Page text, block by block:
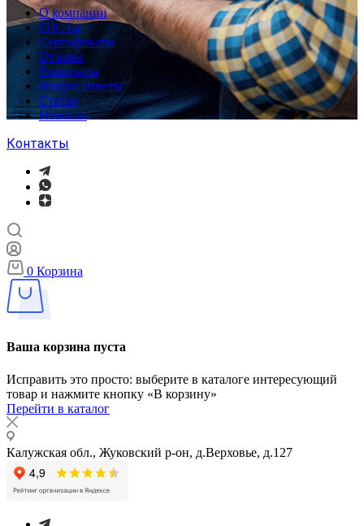
О компании
ГОСТы
Сертификаты
Отзывы
Реквизиты
Вопрос ответы
Статьи
Новости
Контакты
0 Корзина
Ваша корзина пуста
Исправить это просто: выберите в каталоге интересующий
товар и нажмите кнопку «В корзину»
Перейти в каталог
Калужская обл., Жуковский р-он, д.Верховье, д.127